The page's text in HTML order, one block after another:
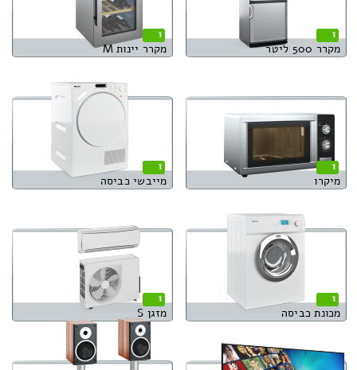
1
מקרר 500 ליטר
1
מקרר יינות M
1
מיקרו
1
מייבשי כביסה
1
מכונת כביסה
1
מזגן S